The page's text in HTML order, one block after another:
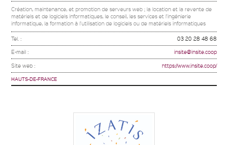
Création, maintenance, et promotion de serveurs web ; la location et la revente de
matériels et de logiciels informatiques, le conseil, les services et l'ingénierie
informatique, la formation à l'utilisation de logiciels ou de matériels informatiques
Tel. : 03 20 28 48 68
E-mail : insite@insite.coop
Site web : https://www.insite.coop/
HAUTS-DE-FRANCE